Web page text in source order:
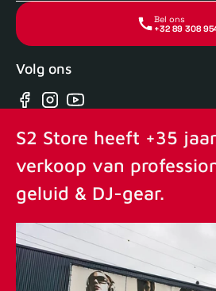
Bel ons
+32 89 308
Volg ons
Facebook
Instagram
YouTube
S2 Store heeft +35
verkoop van
geluid & DJ-gear.